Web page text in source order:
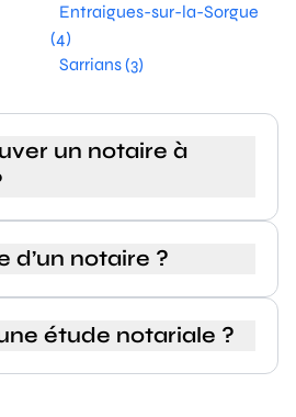
Entraigues-sur-la-Sorgue
(4)
Sarrians (3)
un notaire à
d’un notaire ?
étude notariale ?